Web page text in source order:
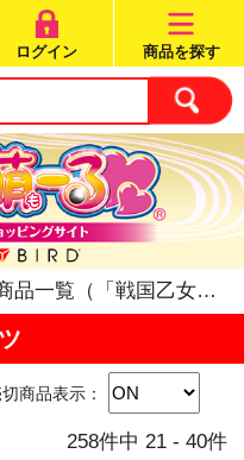
品 ログイン
覧 ＞ 商品一覧（「戦